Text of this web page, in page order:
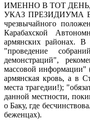
ИМЕННО В ТОТ
УКАЗ ПРЕЗИДИУМА
чрезвычайного
Карабахской
армянских районах. В
"проведение
демонстраций",
массовой информации"
армянская кровь, а в
места трагедии!);
данной местности,
о Баку, где
беженцах).